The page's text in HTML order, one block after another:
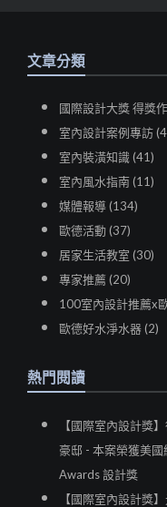
文章分類
國際設計大獎 得獎
室內設計案例專訪
室內裝潢知識 (41)
室內風水指南 (11)
媒體報導 (134)
歐德活動 (37)
居家生活教室 (30)
專家推薦 (20)
100室內設計推薦x
歐德好水淨水器 (2)
熱門閱讀
【國際室內設計獎
豪邸 - 本案榮獲美
Awards 設計獎
【國際室內設計獎